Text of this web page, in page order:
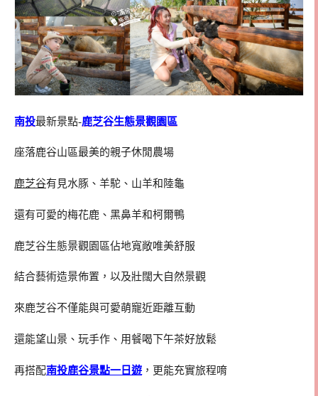
南投最新景點-鹿芝谷生態景觀園區
座落鹿谷山區最美的親子休閒農場
鹿芝谷有見水豚、羊駝、山羊和陸龜
還有可愛的梅花鹿、黑鼻羊和柯爾鴨
鹿芝谷生態景觀園區佔地寬敞唯美舒服
結合藝術造景佈置，以及壯闊大自然景觀
來鹿芝谷不僅能與可愛萌寵近距離互動
還能望山景、玩手作、用餐喝下午茶好放鬆
再搭配南投鹿谷景點一日遊 ，更能充實旅程唷